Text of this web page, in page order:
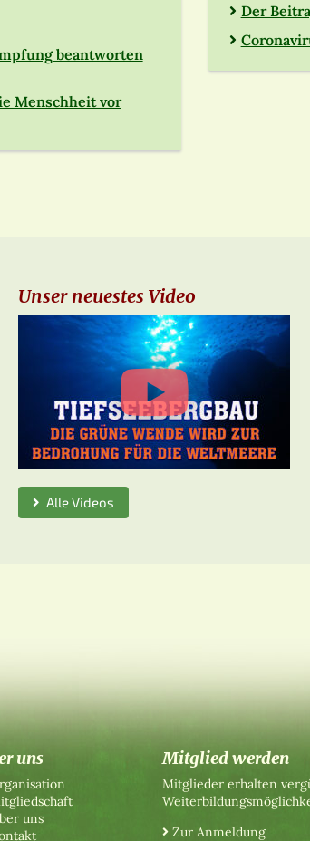
beantworten
Menschheit vor
Der
Unser neuestes Video
Alle Videos
uns
uns
Mitglied werden
Mitglieder erhalten
Zur Anmeldung